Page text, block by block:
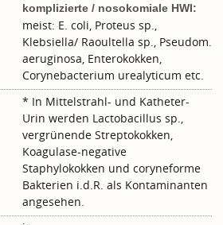
komplizierte / nosokomiale HWI:
meist: E. coli, Proteus sp.,
Klebsiella/ Raoultella sp., Pseudom.
aeruginosa, Enterokokken,
Corynebacterium urealyticum etc.
* In Mittelstrahl- und Katheter-
Urin werden Lactobacillus sp.,
vergrünende Streptokokken,
Koagulase-negative
Staphylokokken und coryneforme
Bakterien i.d.R. als Kontaminanten
angesehen.